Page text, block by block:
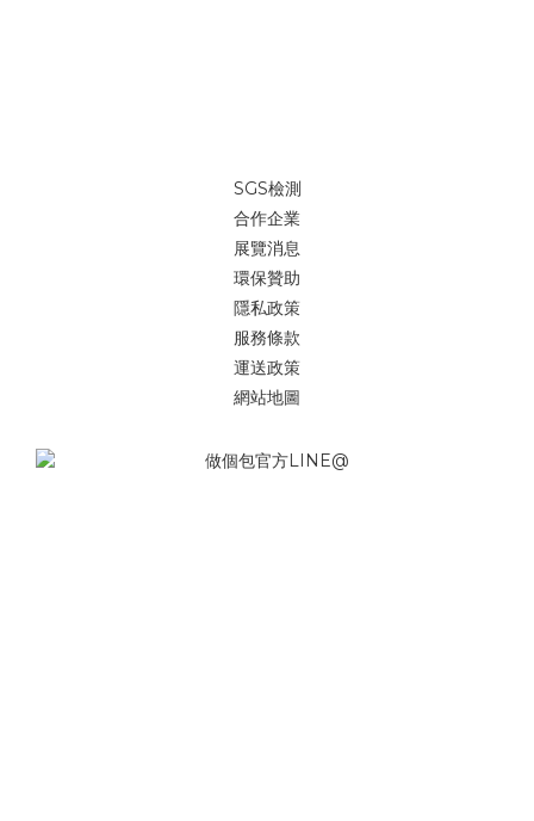
SGS檢測
合作企業
展覽消息
環保贊助
隱私政策
服務條款
運送政策
網站地圖